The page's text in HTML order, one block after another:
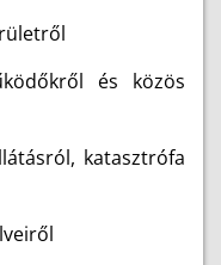
és közös
katasztrófa